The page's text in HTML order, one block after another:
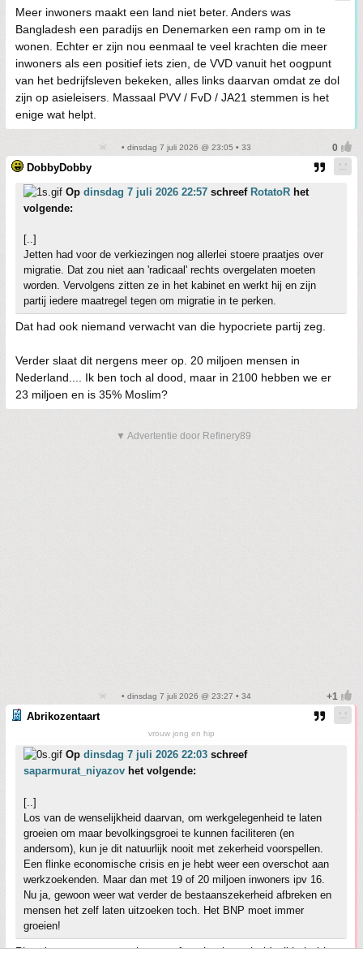
Meer inwoners maakt een land niet beter. Anders was
Bangladesh een paradijs en Denemarken een ramp om in te
wonen. Echter er zijn nou eenmaal te veel krachten die meer
inwoners als een positief iets zien, de VVD vanuit het oogpunt
van het bedrijfsleven bekeken, alles links daarvan omdat ze dol
zijn op asieleisers. Massaal PVV / FvD / JA21 stemmen is het
enige wat helpt.
• dinsdag 7 juli 2026 @ 23:05 • 33
DobbyDobby
Op dinsdag 7 juli 2026 22:57 schreef RotatoR het
volgende:
[..]
Jetten had voor de verkiezingen nog allerlei stoere praatjes over
migratie. Dat zou niet aan 'radicaal' rechts overgelaten moeten
worden. Vervolgens zitten ze in het kabinet en werkt hij en zijn
partij iedere maatregel tegen om migratie in te perken.
Dat had ook niemand verwacht van die hypocriete partij zeg.
Verder slaat dit nergens meer op. 20 miljoen mensen in
Nederland.... Ik ben toch al dood, maar in 2100 hebben we er
23 miljoen en is 35% Moslim?
▼ Advertentie door Refinery89
• dinsdag 7 juli 2026 @ 23:27 • 34
Abrikozentaart
vrouw jong en hip
Op dinsdag 7 juli 2026 22:03 schreef
saparmurat_niyazov het volgende:
[..]
Los van de wenselijkheid daarvan, om werkgelegenheid te laten
groeien om maar bevolkingsgroei te kunnen faciliteren (en
andersom), kun je dit natuurlijk nooit met zekerheid voorspellen.
Een flinke economische crisis en je hebt weer een overschot aan
werkzoekenden. Maar dan met 19 of 20 miljoen inwoners ipv 16.
Nu ja, gewoon weer wat verder de bestaanszekerheid afbreken en
mensen het zelf laten uitzoeken toch. Het BNP moet immer
groeien!
Plus de vraag wat voor banen of werkgelegenheid wil je hebben